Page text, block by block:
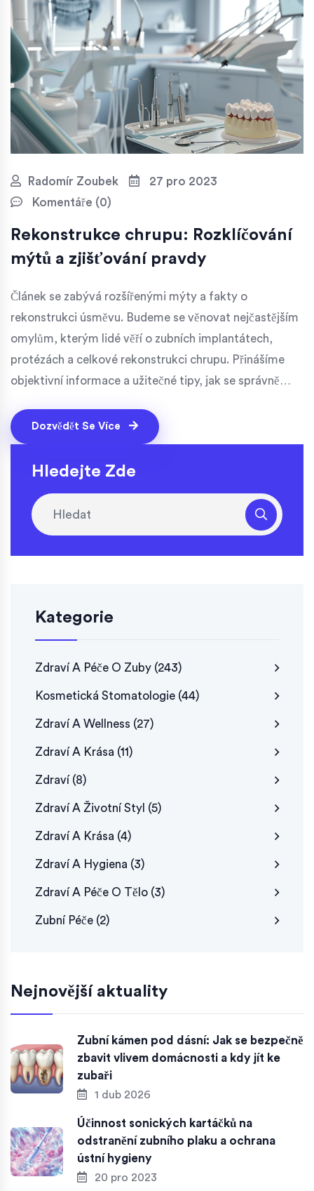
Radomír Zoubek
27 pro 2023
Komentáře (0)
Rekonstrukce chrupu: Rozklíčování
mýtů a zjišťování pravdy
Článek se zabývá rozšířenými mýty a fakty o
rekonstrukci úsměvu. Budeme se věnovat nejčastějším
omylům, kterým lidé věří o zubních implantátech,
protézách a celkové rekonstrukci chrupu. Přinášíme
objektivní informace a užitečné tipy, jak se správně
rekonstrukci zubů, aby výsledek byl co nejlepší.
Dozvědět Se Více
Hledejte Zde
Kategorie
Zdraví A Péče O Zuby (243)
Kosmetická Stomatologie (44)
Zdraví A Wellness (27)
Zdraví A Krása (11)
Zdraví (8)
Zdraví A Životní Styl (5)
Zdraví A Krása (4)
Zdraví A Hygiena (3)
Zdraví A Péče O Tělo (3)
Zubní Péče (2)
Nejnovější aktuality
Zubní kámen pod dásní: Jak se bezpečně
zbavit vlivem domácnosti a kdy jít ke
zubaři
1 dub 2026
Účinnost sonických kartáčků na
odstranění zubního plaku a ochrana
ústní hygieny
20 pro 2023